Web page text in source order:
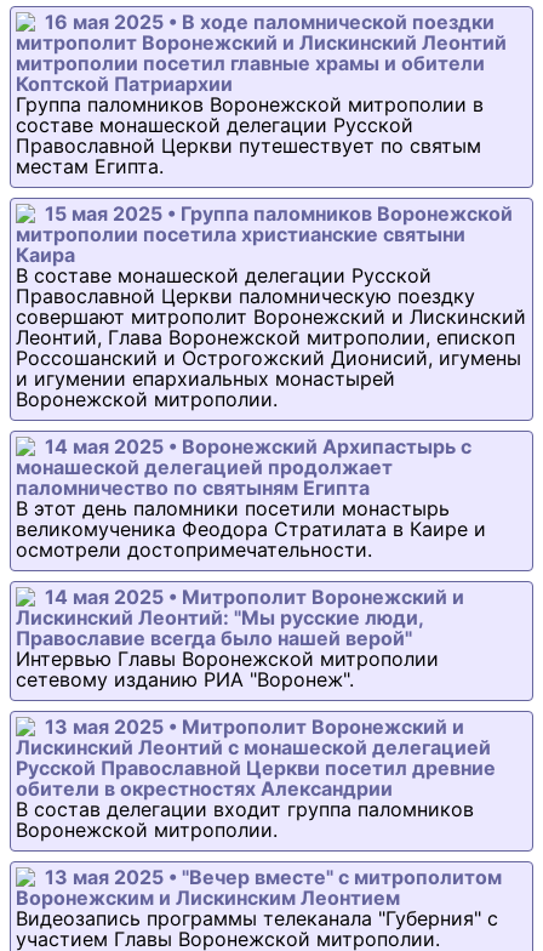
16 мая 2025 • В ходе паломнической поездки
митрополит Воронежский и Лискинский Леонтий
митрополии посетил главные храмы и обители
Коптской Патриархии
Группа паломников Воронежской митрополии в
составе монашеской делегации Русской
Православной Церкви путешествует по святым
местам Египта.
15 мая 2025 • Группа паломников Воронежской
митрополии посетила христианские святыни
Каира
В составе монашеской делегации Русской
Православной Церкви паломническую поездку
совершают митрополит Воронежский и Лискинский
Леонтий, Глава Воронежской митрополии, епископ
Россошанский и Острогожский Дионисий, игумены
и игумении епархиальных монастырей
Воронежской митрополии.
14 мая 2025 • Воронежский Архипастырь с
монашеской делегацией продолжает
паломничество по святыням Египта
В этот день паломники посетили монастырь
великомученика Феодора Стратилата в Каире и
осмотрели достопримечательности.
14 мая 2025 • Митрополит Воронежский и
Лискинский Леонтий: "Мы русские люди,
Православие всегда было нашей верой"
Интервью Главы Воронежской митрополии
сетевому изданию РИА "Воронеж".
13 мая 2025 • Митрополит Воронежский и
Лискинский Леонтий с монашеской делегацией
Русской Православной Церкви посетил древние
обители в окрестностях Александрии
В состав делегации входит группа паломников
Воронежской митрополии.
13 мая 2025 • "Вечер вместе" с митрополитом
Воронежским и Лискинским Леонтием
Видеозапись программы телеканала "Губерния" с
участием Главы Воронежской митрополии.